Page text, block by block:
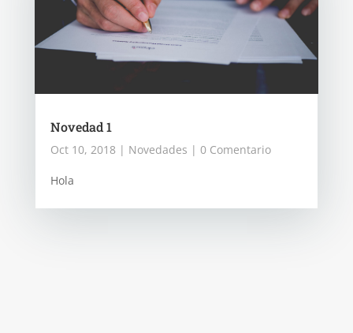
Novedad 1
Oct 10, 2018| Novedades | 0 Comentario
Hola